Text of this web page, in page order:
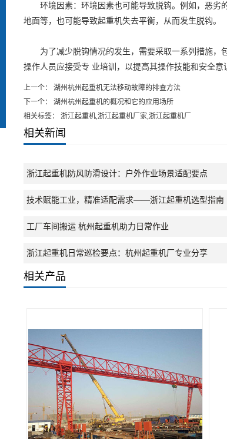
环境因素：环境因素也可能导致脱钩。例如，恶劣
地面等，也可能导致起重机失去平衡，从而发生脱钩。
为了减少脱钩情况的发生，需要采取一系列措施，包
操作人员应接受专 业培训，以提高其操作技能和安全
上一个：
湖州杭州起重机无法移动故障的排查方法
下一个：
湖州杭州起重机的概况和它的应用场所
相关标签： 浙江起重机,浙江起重机厂家,浙江起重机厂
相关新闻
浙江起重机防风防滑设计：户外作业场景适配要点
技术赋能工业，精准适配需求——浙江起重机选型指南
工厂车间搬运 杭州起重机助力日常作业
浙江起重机日常巡检要点：杭州起重机厂专业分享
相关产品